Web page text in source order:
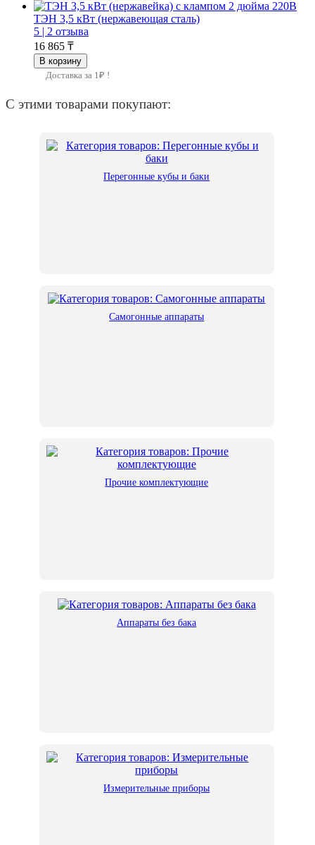
ТЭН 3,5 кВт (нержавеющая сталь)
5 | 2 отзыва
16 865 ₸
Доставка за 1₽ !
С этими товарами покупают:
Перегонные кубы и баки
Самогонные аппараты
Прочие комплектующие
Аппараты без бака
Измерительные приборы